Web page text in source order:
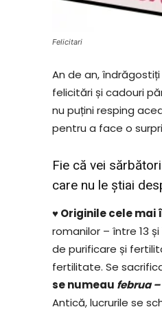
Felicitari
An de an,
felicitări și cadouri
nu puțini resping
pentru a face o
Fie că vei
care nu le știai
♥Originile cele
romanilor – între 13
de purificare și
fertilitate. Se
se numeau februa –
Antică, lucrurile se